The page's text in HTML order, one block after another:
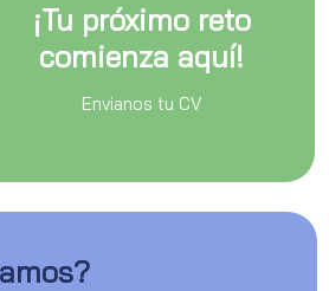
¡Tu próximo reto
comienza aquí!
Envianos tu CV